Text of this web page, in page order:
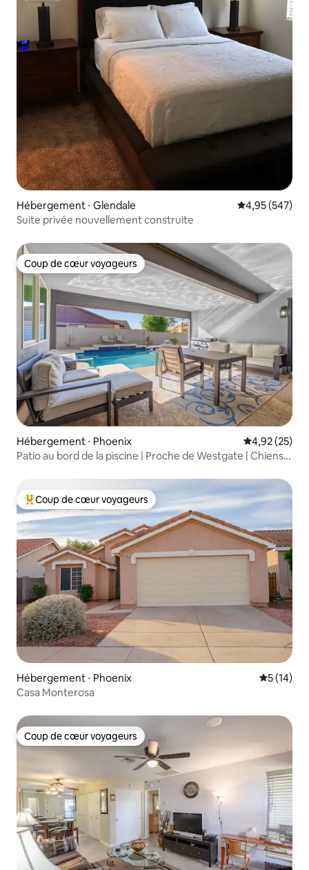
Hébergement ⋅ Glendale Évaluation
4,95 (547)
Suite privée nouvellement construite
Coup de cœur voyageurs
Coup de cœur voyageurs
Hébergement ⋅ Phoenix Évaluation
4,92 (25)
Patio au bord de la piscine | Proche de Westgate | Chiens
Coups de cœur voyageurs les plus appréciés
Coup de cœur voyageurs
Hébergement ⋅ Phoenix
5 (14)
Casa Monterosa
Coup de cœur voyageurs
Coup de cœur voyageurs